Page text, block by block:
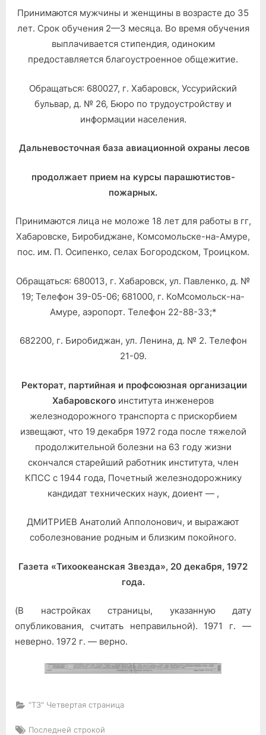
Принимаются мужчины и женщины в возрасте до 35
лет. Срок обучения 2—3 месяца. Во время обучения
выплачивается стипендия, одиноким
предоставляется благоустроенное общежитие.
Обращаться: 680027, г. Хабаровск, Уссурийский
бульвар, д. № 26, Бюро по трудоустройству и
информации населения.
Дальневосточная база авиационной охраны лесов
продолжает прием на курсы парашютистов-
пожарных.
Принимаются лица не моложе 18 лет для работы в гг,
Хабаровске, Биробиджане, Комсомольске-на-Амуре,
пос. им. П. Осипенко, селах Богородском, Троицком.
Обращаться: 680013, г. Хабаровск, ул. Павленко, д. №
19; Телефон 39-05-06; 681000, г. КоМсомольск-на-
Амуре, аэропорт. Телефон 22-88-33;*
682200, г. Биробиджан, ул. Ленина, д. № 2. Телефон
21-09.
Ректорат, партийная и профсоюзная организации
Хабаровского института инженеров
железнодорожного транспорта с прискорбием
извещают, что 19 декабря 1972 года после тяжелой
продолжительной болезни на 63 году жизни
скончался старейший работник института, член
КПСС с 1944 года, Почетный железнодорожнику
кандидат технических наук, доиент — ,
ДМИТРИЕВ Анатолий Апполонович, и выражают
соболезнование родным и близким покойного.
Газета «Тихоокеанская Звезда», 20 декабря, 1972
года.
(В настройках страницы, указанную дату
опубликования, считать неправильной). 1971 г. —
неверно. 1972 г. — верно.
"ТЗ" Четвертая страница
Tags:
Последней строкой